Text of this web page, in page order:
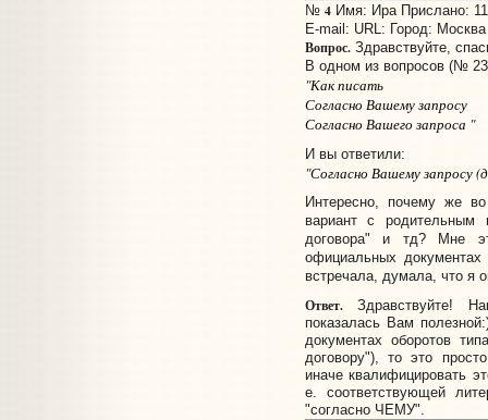
№ 4Имя: Ира Прислано:
E-mail: URL: Город: Москва
Вопрос.Здравствуйте,
В одном из вопросов (№
"Как писать
Согласно Вашему запросу
Согласно Вашего запроса "
И вы ответили:
"Согласно Вашему запросу
Интересно, почему же
вариант с родительным
договора" и тд? Мне
официальных
встречала, думала, что я
Ответ.Здравствуйте!
показалась Вам
документах оборотов
договору"), то это
иначе квалифицировать
е. соответствующей
"согласно ЧЕМУ".